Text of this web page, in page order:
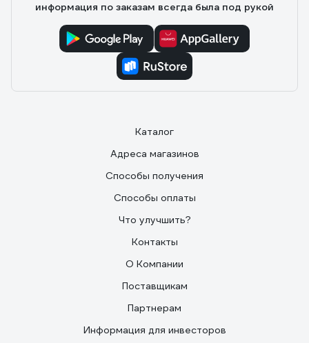
информация по заказам всегда была под рукой
Каталог
Адреса магазинов
Способы получения
Способы оплаты
Что улучшить?
Контакты
О Компании
Поставщикам
Партнерам
Информация для инвесторов